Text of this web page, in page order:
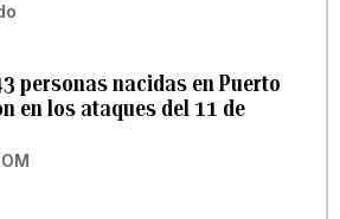
personas nacidas en Puerto
en los ataques del 11 de